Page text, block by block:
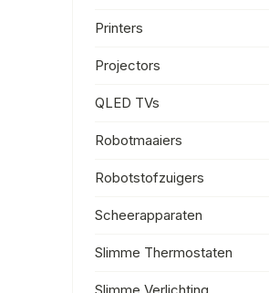
Printers
Projectors
QLED TVs
Robotmaaiers
Robotstofzuigers
Scheerapparaten
Slimme Thermostaten